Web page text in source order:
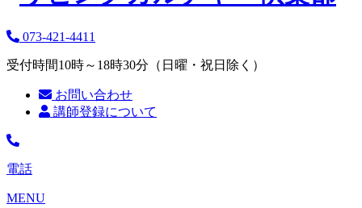
073-421-4411
受付時間10時～18時30分（日曜・祝日除く）
お問い合わせ
講師登録について
電話
MENU